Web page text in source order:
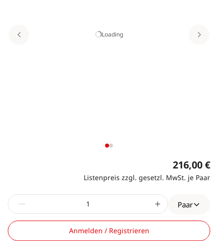
Loading
216,00 €
Listenpreis zzgl. gesetzl. MwSt. je Paar
Paar
Anmelden / Registrieren